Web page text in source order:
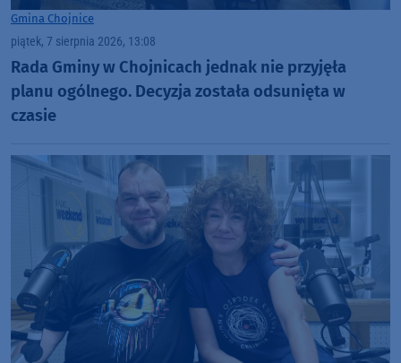
Gmina Chojnice
piątek, 7 sierpnia 2026, 13:08
Rada Gminy w Chojnicach jednak nie przyjęła
planu ogólnego. Decyzja została odsunięta w
czasie